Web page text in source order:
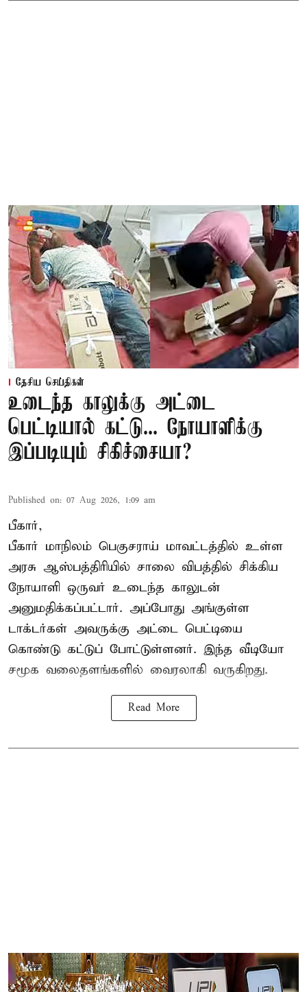
தேசிய செய்திகள்
உடைந்த காலுக்கு அட்டை
பெட்டியால் கட்டு... நோயாளிக்கு
இப்படியும் சிகிச்சையா?
Published on: 07 Aug 2026, 1:09 am
பீகார்,
பீகார் மாநிலம் பெகுசராய் மாவட்டத்தில் உள்ள
அரசு ஆஸ்பத்திரியில் சாலை விபத்தில் சிக்கிய
நோயாளி ஒருவர் உடைந்த காலுடன்
அனுமதிக்கப்பட்டார். அப்போது அங்குள்ள
டாக்டர்கள் அவருக்கு அட்டை பெட்டியை
கொண்டு கட்டுப் போட்டுள்ளனர். இந்த வீடியோ
சமூக வலைதளங்களில் வைரலாகி வருகிறது.
Read More